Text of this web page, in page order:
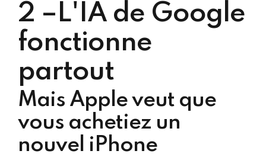
2 –L'IA de Google
fonctionne
partout
Mais Apple veut que
vous achetiez un
nouvel iPhone